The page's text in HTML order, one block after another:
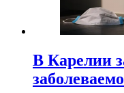
В Карелии